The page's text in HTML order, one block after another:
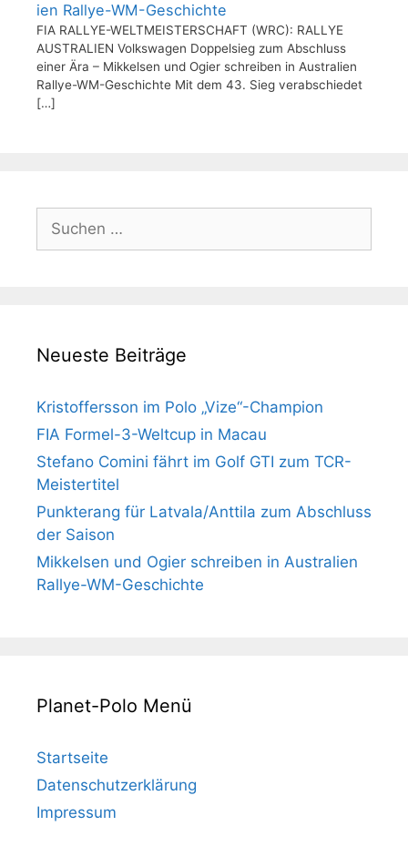
ien Rallye-WM-Geschichte
FIA RALLYE-WELTMEISTERSCHAFT (WRC): RALLYE
AUSTRALIEN Volkswagen Doppelsieg zum Abschluss
einer Ära – Mikkelsen und Ogier schreiben in Australien
Rallye-WM-Geschichte Mit dem 43. Sieg verabschiedet
[…]
Suchen
nach:
Neueste Beiträge
Kristoffersson im Polo „Vize“-Champion
FIA Formel-3-Weltcup in Macau
Stefano Comini fährt im Golf GTI zum TCR-
Meistertitel
Punkterang für Latvala/Anttila zum Abschluss
der Saison
Mikkelsen und Ogier schreiben in Australien
Rallye-WM-Geschichte
Planet-Polo Menü
Startseite
Datenschutzerklärung
Impressum